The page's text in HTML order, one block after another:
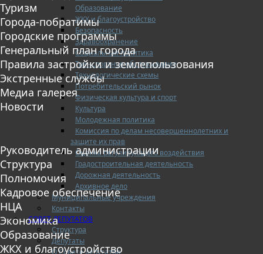
Образование
ЖКХ и благоустройство
Безопасность
Здравоохранение
Социальная политика
Транспортное обслуживание
Технологические схемы
Потребительский рынок
Физическая культура и спорт
Культура
Молодежная политика
Комиссия по делам несовершеннолетних и
защите их прав
Оценка регулирующего воздействия
Градостроительная деятельность
Дорожная деятельность
Архивное дело
Муниципальные учреждения
Контакты
СОВЕТ ДЕПУТАТОВ
Структура
Депутаты
О Совете депутатов
Туризм
Города-побратимы
Городские программы
Генеральный план города
Правила застройки и землепользования
Экстренные службы
Медиа галерея
Новости
Руководитель администрации
Структура
Полномочия
Кадровое обеспечение
НЦА
Экономика
Образование
ЖКХ и благоустройство